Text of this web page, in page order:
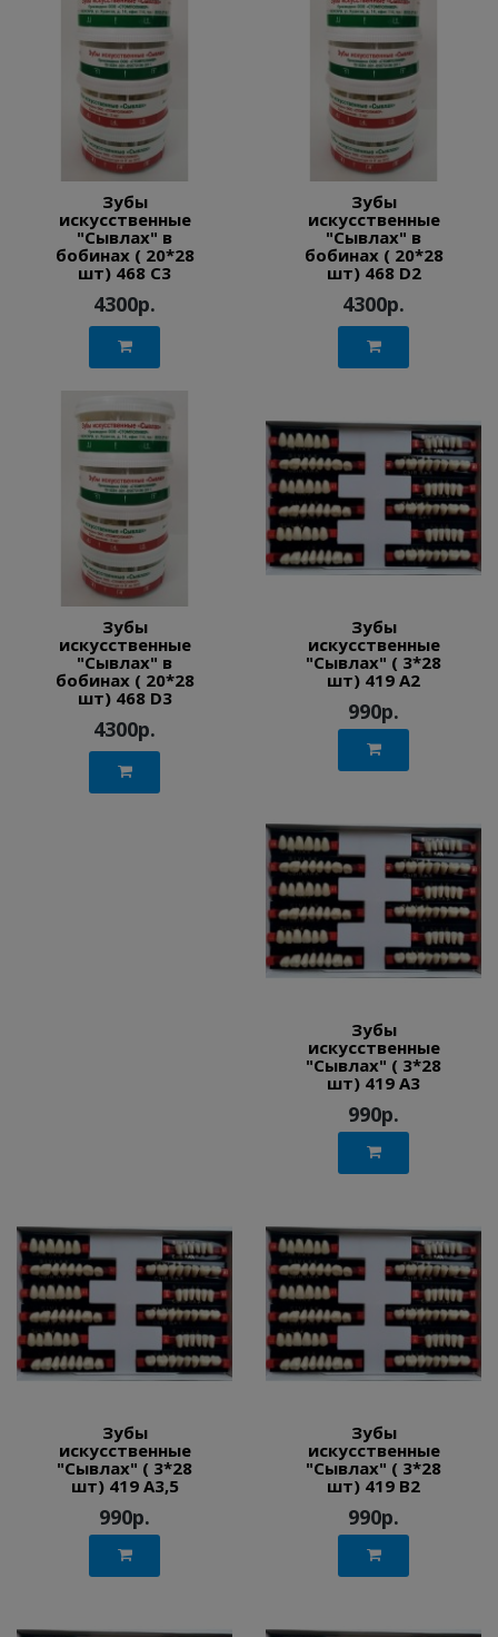
Зубы
искусственные
"Сывлах" в
бобинах ( 20*28
шт) 468 C3
4300р.
Зубы
искусственные
"Сывлах" в
бобинах ( 20*28
шт) 468 D2
4300р.
Зубы
искусственные
"Сывлах" в
бобинах ( 20*28
шт) 468 D3
4300р.
Зубы
искусственные
"Сывлах" ( 3*28
шт) 419 A2
990р.
Зубы
искусственные
"Сывлах" ( 3*28
шт) 419 A3
990р.
Зубы
искусственные
"Сывлах" ( 3*28
шт) 419 A3,5
990р.
Зубы
искусственные
"Сывлах" ( 3*28
шт) 419 B2
990р.